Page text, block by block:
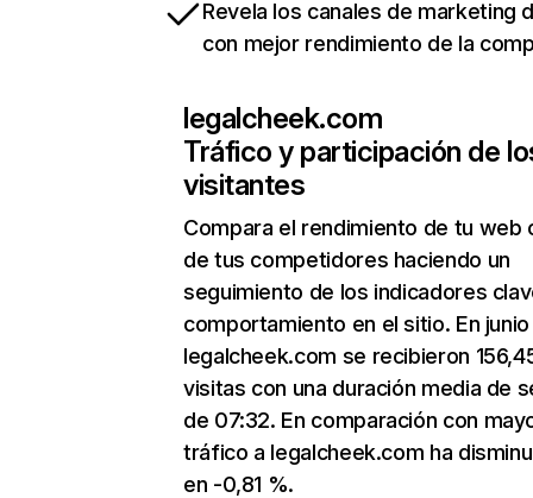
Revela los canales de marketing
con mejor rendimiento de la
legalcheek.com
Tráfico y participación de
visitantes
Compara el rendimiento de tu web
de tus competidores haciendo un
seguimiento de los indicadores
comportamiento en el sitio. En junio
legalcheek.com se recibieron
visitas con una duración media de
de 07:32. En comparación con
tráfico a legalcheek.com ha
en -0,81 %.